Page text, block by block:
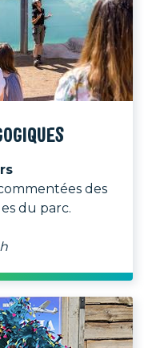
des
du parc.